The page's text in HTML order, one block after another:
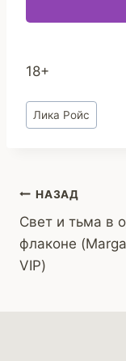
18+
Метки
записи:
Лика Ройс
Навигация
по
записям
НАЗАД
Свет и тьма в
флаконе
VIP)